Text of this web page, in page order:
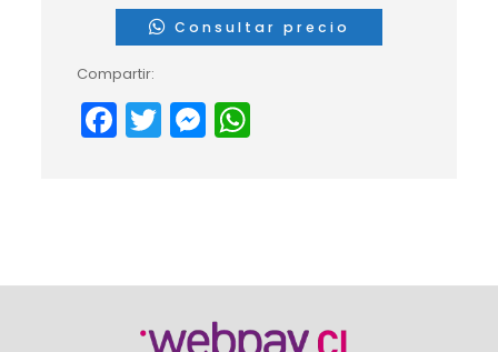
Consultar precio
Compartir:
Facebook
TwitterMessenger
WhatsApp